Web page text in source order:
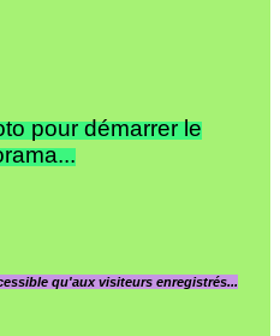
pour démarrer le
qu'aux visiteurs enregistrés...